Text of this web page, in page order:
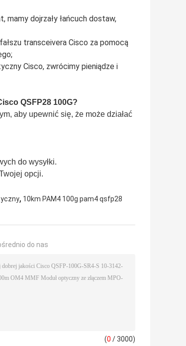
dojrzały łańcuch dostaw,
transceivera Cisco za pomocą
Cisco, zwrócimy pieniądze i
QSFP28 100G?
aby upewnić się, że może działać
do wysyłki.
opcji.
, 10km PAM4 100g pam4 qsfp28
do nas
(0 / 3000)